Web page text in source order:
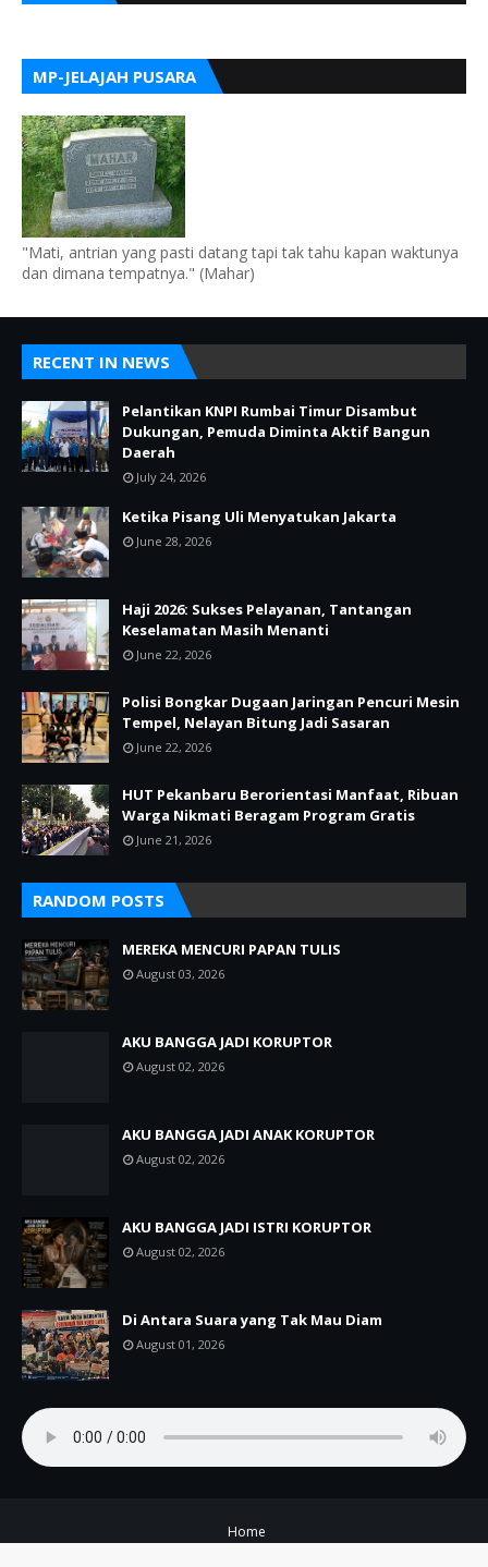
MP-JELAJAH PUSARA
"Mati, antrian yang pasti datang tapi tak tahu kapan waktunya
dan dimana tempatnya." (Mahar)
RECENT IN NEWS
Pelantikan KNPI Rumbai Timur Disambut
Dukungan, Pemuda Diminta Aktif Bangun
Daerah
July 24, 2026
Ketika Pisang Uli Menyatukan Jakarta
June 28, 2026
Haji 2026: Sukses Pelayanan, Tantangan
Keselamatan Masih Menanti
June 22, 2026
Polisi Bongkar Dugaan Jaringan Pencuri Mesin
Tempel, Nelayan Bitung Jadi Sasaran
June 22, 2026
HUT Pekanbaru Berorientasi Manfaat, Ribuan
Warga Nikmati Beragam Program Gratis
June 21, 2026
RANDOM POSTS
MEREKA MENCURI PAPAN TULIS
August 03, 2026
AKU BANGGA JADI KORUPTOR
August 02, 2026
AKU BANGGA JADI ANAK KORUPTOR
August 02, 2026
AKU BANGGA JADI ISTRI KORUPTOR
August 02, 2026
Di Antara Suara yang Tak Mau Diam
August 01, 2026
Home